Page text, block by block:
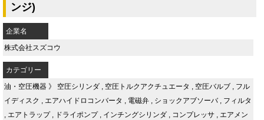
ンジ)
企業名
株式会社スズコウ
カテゴリー
油・空圧機器 》 空圧シリンダ , 空圧トルクアクチュエータ , 空圧バルブ , フル
イディスク , エアハイドロコンバータ , 電磁弁 , ショックアブソーバ, フィルタ
, エアトラップ, ドライポンプ, インチングシリンダ , コンプレッサ , エアメン